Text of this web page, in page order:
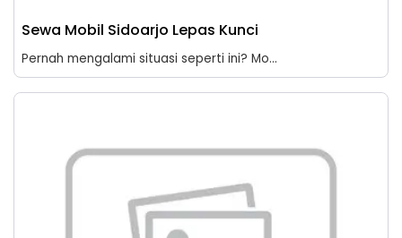
Sewa Mobil Sidoarjo Lepas Kunci
Pernah mengalami situasi seperti ini? Mo...